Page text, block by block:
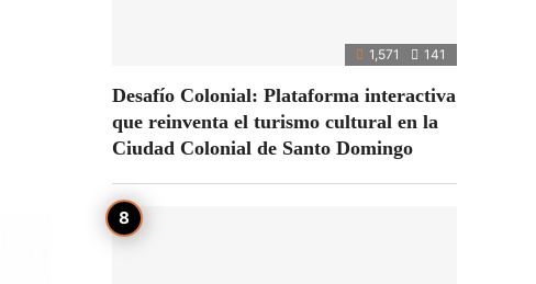
1,571 141
Desafío Colonial: Plataforma interactiva
que reinventa el turismo cultural en la
Ciudad Colonial de Santo Domingo